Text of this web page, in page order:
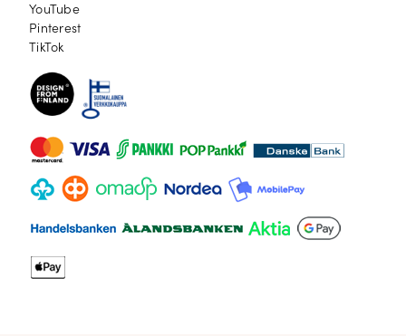
YouTube
YouTube
Pinterest
Pinterest
TikTok
TikTok